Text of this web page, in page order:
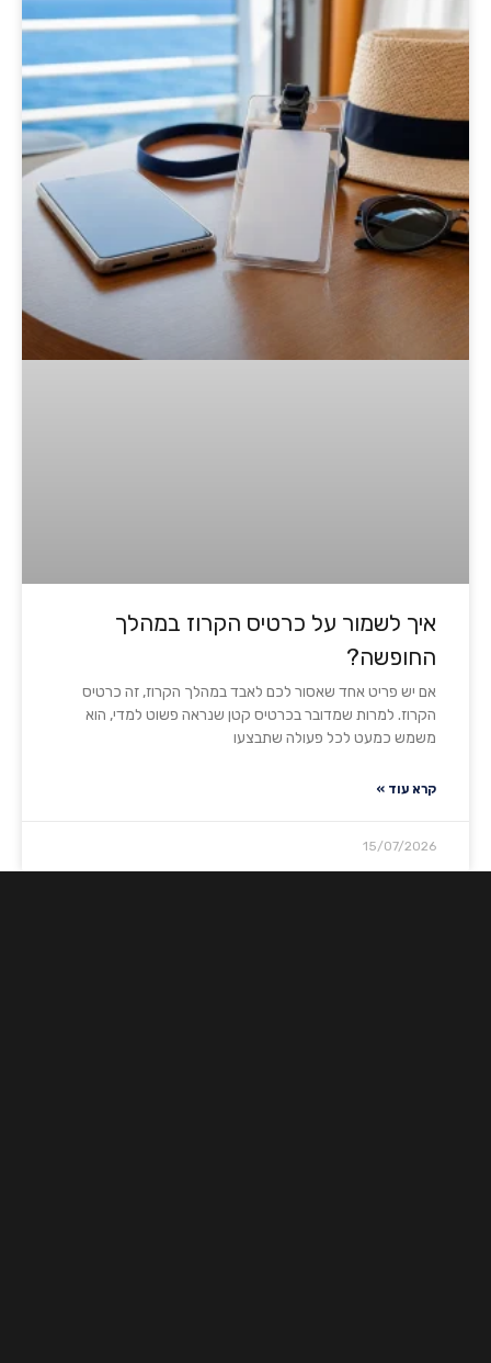
איך לשמור על כרטיס הקרוז במהלך
החופשה?
אם יש פריט אחד שאסור לכם לאבד במהלך הקרוז, זה כרטיס
הקרוז. למרות שמדובר בכרטיס קטן שנראה פשוט למדי, הוא
משמש כמעט לכל פעולה שתבצעו
קרא עוד »
15/07/2026